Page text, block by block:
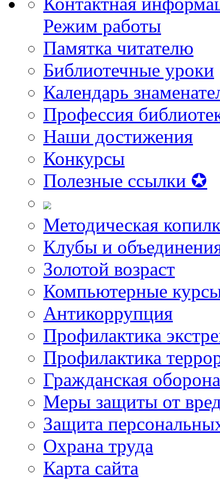
Режим работы
Памятка читателю
Библиотечные уроки
Календарь
Профессия
Наши достижения
Конкурсы
Полезные ссылки ✪
Методическая
Клубы и
Золотой возраст
Компьютерные
Антикоррупция
Профилактика
Профилактика
Гражданская оборона
Меры защиты от
Защита
Охрана труда
Карта сайта